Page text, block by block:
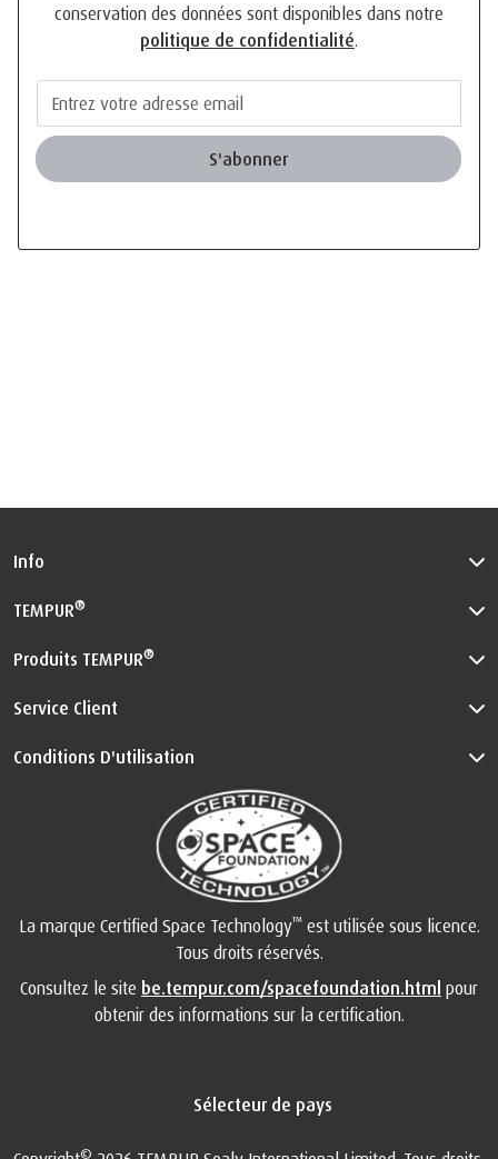
conservation des données sont disponibles dans notre
politique de confidentialité.
S'abonner
Info
TEMPUR®
Produits TEMPUR®
Service Client
Conditions D'utilisation
La marque Certified Space Technology™est utilisée sous licence.
Tous droits réservés.
Consultez le site be.tempur.com/spacefoundation.html pour
obtenir des informations sur la certification.
Sélecteur de pays
©